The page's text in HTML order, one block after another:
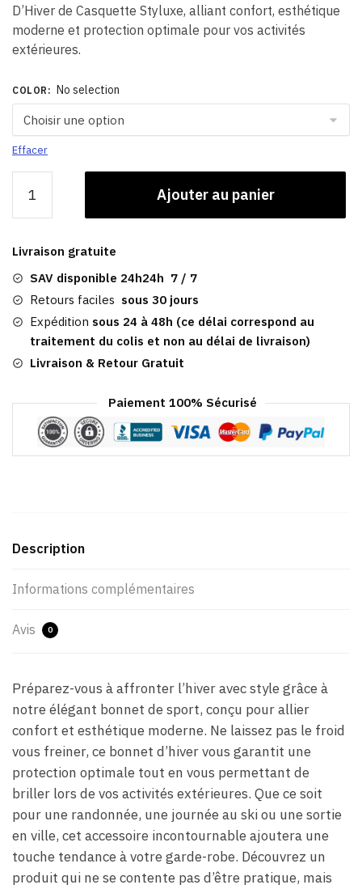
D’Hiver de Casquette Styluxe, alliant confort, esthétique
moderne et protection optimale pour vos activités
extérieures.
COLOR : No selection
Effacer
Bonnet
d'Hiver
|
Femme
Ajouter au panier
Livraison gratuite
SAV disponible 24h24h 7 / 7
Retours faciles sous 30 jours
Expédition sous 24 à 48h (ce délai correspond au
traitement du colis et non au délai de livraison)
Livraison & Retour Gratuit
Paiement 100% Sécurisé
Description
Informations complémentaires
Avis 0
Préparez-vous à affronter l’hiver avec style grâce à
notre élégant bonnet de sport, conçu pour allier
confort et esthétique moderne. Ne laissez pas le froid
vous freiner, ce bonnet d’hiver vous garantit une
protection optimale tout en vous permettant de
briller lors de vos activités extérieures. Que ce soit
pour une randonnée, une journée au ski ou une sortie
en ville, cet accessoire incontournable ajoutera une
touche tendance à votre garde-robe. Découvrez un
produit qui ne se contente pas d’être pratique, mais